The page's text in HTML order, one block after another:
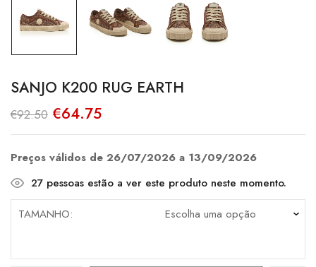
SANJO K200 RUG EARTH
€92.50 O
preço
original
€92.50.
€64.75Opreço
atual
€64.75.
Preços válidos de 26/07/2026 a 13/09/2026
27 pessoas estão a ver este produto neste momento.
TAMANHO